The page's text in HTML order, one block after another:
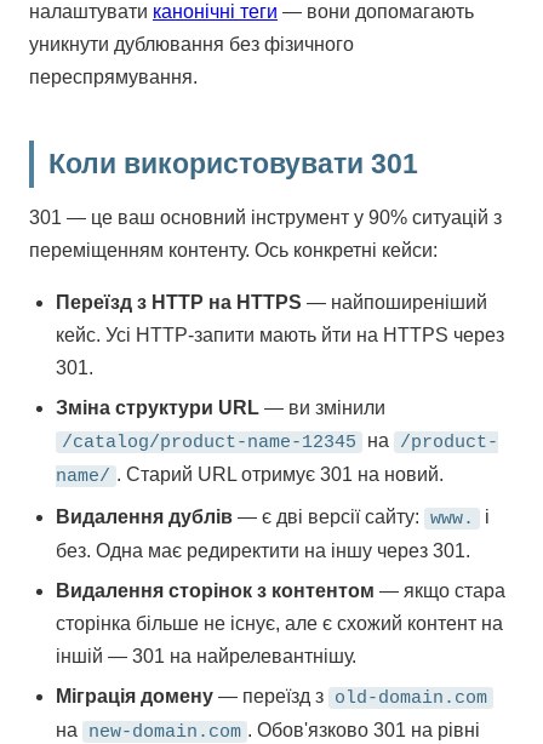
налаштувати канонічні теги — вони допомагають
уникнути дублювання без фізичного
переспрямування.
Коли використовувати 301
301 — це ваш основний інструмент у 90% ситуацій з
переміщенням контенту. Ось конкретні кейси:
Переїзд з HTTP на HTTPS — найпоширеніший
кейс. Усі HTTP-запити мають йти на HTTPS через
301.
Зміна структури URL — ви змінили
/catalog/product-name-12345 на
/product-
name/ . Старий URL отримує 301 на новий.
Видалення дублів — є дві версії сайту: www.
і
без. Одна має редиректити на іншу через 301.
Видалення сторінок з контентом — якщо стара
сторінка більше не існує, але є схожий контент на
іншій — 301 на найрелевантнішу.
Міграція домену — переїзд з old-domain.com
на new-domain.com . Обов'язково 301 на рівні